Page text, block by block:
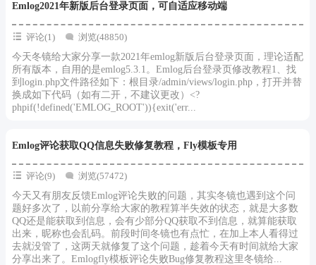
Emlog2021年新版后台登录页面，可自适应移动端
评论(1)
浏览(48850)
今天冬镜给大家分享一款2021年emlog新版后台登录页面，理论适配
所有版本，自用的是emlog5.3.1。Emlog后台登录页修改教程1、找
到login.php文件路径如下：根目录/admin/views/login.php，打开并替
换成如下代码（如有二开，不建议更改）<?
phpif(!defined('EMLOG_ROOT')){exit('err...
Emlog评论获取QQ信息失败修复教程，Fly模板专用
评论(9)
浏览(57472)
今天又有朋友反馈Emlog评论失败的问题，其实冬镜也遇到这个问
题好多次了，以前分享给大家的教程算半失效的状态，就是大多数
QQ还是能获取到信息，会有少部分QQ获取不到信息，就算能获取
出来，昵称也会乱码。前段时间冬镜也有点忙，在加上本人看得过
去就没管了，这两天就修复了这个问题，趁着今天有时间就给大家
分享出来了。Emlogfly模板评论失败Bug修复教程这里冬镜给...